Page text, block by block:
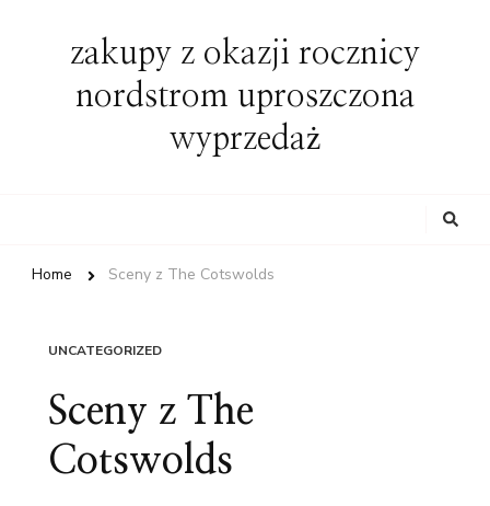
zakupy z okazji rocznicy
nordstrom uproszczona
wyprzedaż
Home Sceny z The Cotswolds
UNCATEGORIZED
Sceny z The
Cotswolds